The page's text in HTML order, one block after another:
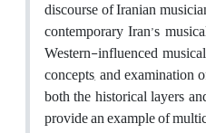
discourse of Iranian
contemporary Iran’s
Western-influenced
concepts, and examination
both the historical layers
provide an example of